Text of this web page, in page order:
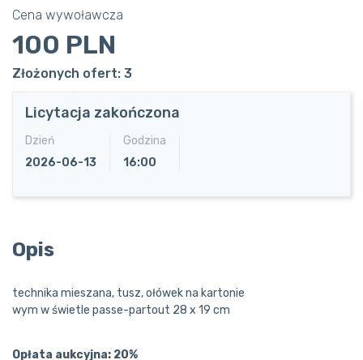
Cena wywoławcza
100 PLN
Złożonych ofert: 3
Licytacja zakończona
Dzień
2026-06-13
Godzina
16:00
Opis
technika mieszana, tusz, ołówek na kartonie
wym w świetle passe-partout 28 x 19 cm
Opłata aukcyjna: 20%